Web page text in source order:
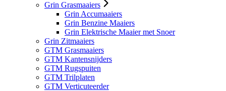
Grin Grasmaaiers
Grin Accumaaiers
Grin Benzine Maaiers
Grin Elektrische Maaier met Snoer
Grin Zitmaaiers
GTM Grasmaaiers
GTM Kantensnijders
GTM Rugspuiten
GTM Trilplaten
GTM Verticuteerder